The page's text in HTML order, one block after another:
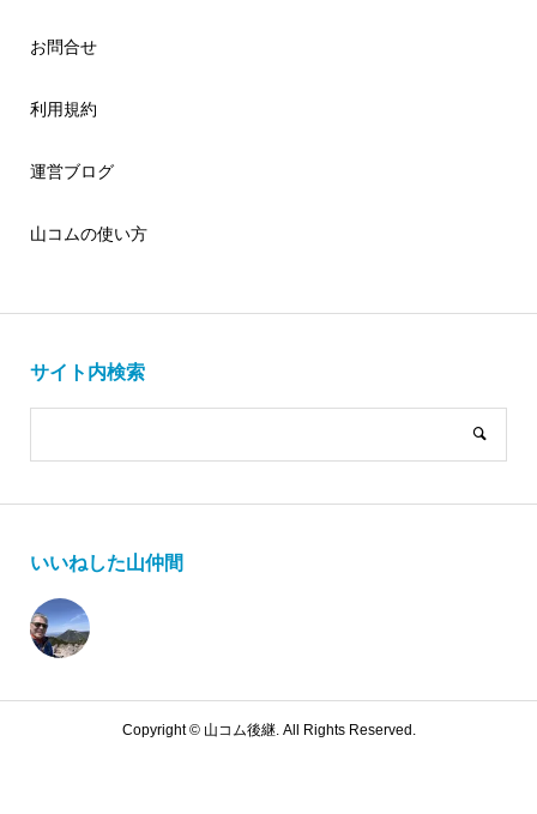
お問合せ
利用規約
運営ブログ
山コムの使い方
サイト内検索
いいねした山仲間
Copyright ©山コム後継. All Rights Reserved.